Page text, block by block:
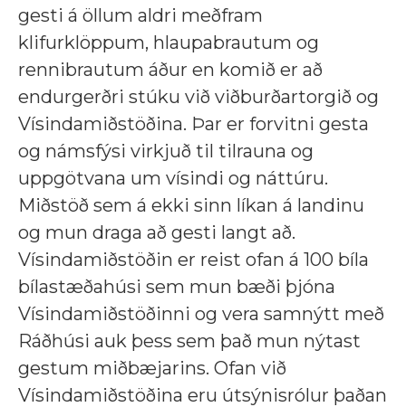
gesti á öllum aldri meðfram
klifurklöppum, hlaupabrautum og
rennibrautum áður en komið er að
endurgerðri stúku við viðburðartorgið og
Vísindamiðstöðina. Þar er forvitni gesta
og námsfýsi virkjuð til tilrauna og
uppgötvana um vísindi og náttúru.
Miðstöð sem á ekki sinn líkan á landinu
og mun draga að gesti langt að.
Vísindamiðstöðin er reist ofan á 100 bíla
bílastæðahúsi sem mun bæði þjóna
Vísindamiðstöðinni og vera samnýtt með
Ráðhúsi auk þess sem það mun nýtast
gestum miðbæjarins. Ofan við
Vísindamiðstöðina eru útsýnisrólur þaðan